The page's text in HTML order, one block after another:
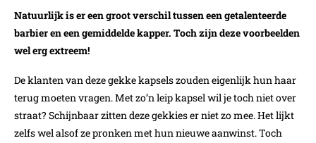
Natuurlijk is er een groot verschil tussen een getalenteerde
barbier en een gemiddelde kapper. Toch zijn deze voorbeelden
wel erg extreem!
De klanten van deze gekke kapsels zouden eigenlijk hun haar
terug moeten vragen. Met zo’n leip kapsel wil je toch niet over
straat? Schijnbaar zitten deze gekkies er niet zo mee. Het lijkt
zelfs wel alsof ze pronken met hun nieuwe aanwinst. Toch